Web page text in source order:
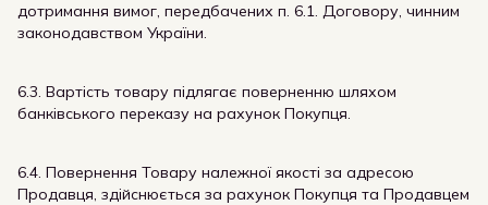
дотримання вимог, передбачених п. 6.1. Договору, чинним
законодавством України.
6.3. Вартість товару підлягає поверненню шляхом
банківського переказу на рахунок Покупця.
6.4. Повернення Товару належної якості за адресою
Продавця, здійснюється за рахунок Покупця та Продавцем